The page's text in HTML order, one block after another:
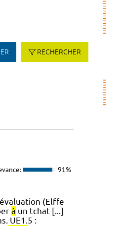
RECHERCHER
91%
(Elffe
à un tchat [...]
UE1.5 :